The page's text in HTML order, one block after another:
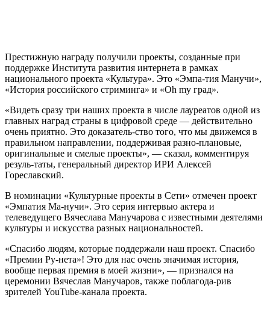
Престижную награду получили проекты, созданные при
поддержке Института развития интернета в рамках
национального проекта «Культура». Это «Эмпа-тия Манучи»,
«История российского стриминга» и «Oh my град».
«Видеть сразу три наших проекта в числе лауреатов одной из
главных наград страны в цифровой среде — действительно
очень приятно. Это доказатель-ство того, что мы движемся в
правильном направлении, поддерживая разно-плановые,
оригинальные и смелые проекты», — сказал, комментируя
резуль-таты, генеральный директор ИРИ Алексей
Гореславский.
В номинации «Культурные проекты в Сети» отмечен проект
«Эмпатия Ма-нучи». Это серия интервью актера и
телеведущего Вячеслава Манучарова с известными деятелями
культуры и искусства разных национальностей.
«Спасибо людям, которые поддержали наш проект. Спасибо
«Премии Ру-нета»! Это для нас очень значимая история,
вообще первая премия в моей жизни», — признался на
церемонии Вячеслав Манучаров, также поблагода-рив
зрителей YouTube-канала проекта.